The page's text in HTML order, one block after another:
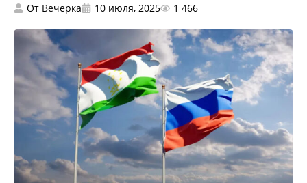
От Вечерка 10 июля, 2025 1 466